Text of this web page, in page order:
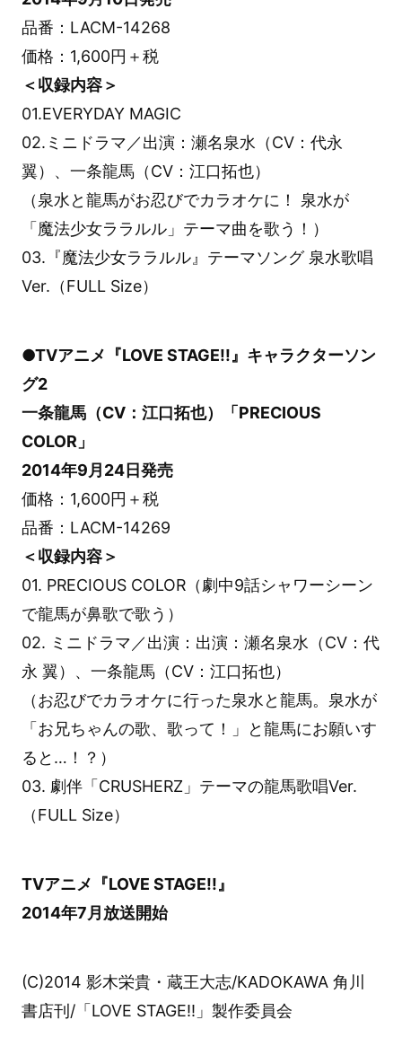
品番：LACM-14268
価格：1,600円＋税
＜収録内容＞
01.EVERYDAY MAGIC
02.ミニドラマ／出演：瀬名泉水（CV：代永
翼）、一条龍馬（CV：江口拓也）
（泉水と龍馬がお忍びでカラオケに！ 泉水が
「魔法少女ララルル」テーマ曲を歌う！）
03.『魔法少女ララルル』テーマソング 泉水歌唱
Ver.（FULL Size）
●TVアニメ『LOVE STAGE!!』キャラクターソン
グ2
一条龍馬（CV：江口拓也）「PRECIOUS
COLOR」
2014年9月24日発売
価格：1,600円＋税
品番：LACM-14269
＜収録内容＞
01. PRECIOUS COLOR（劇中9話シャワーシーン
で龍馬が鼻歌で歌う）
02. ミニドラマ／出演：出演：瀬名泉水（CV：代
永 翼）、一条龍馬（CV：江口拓也）
（お忍びでカラオケに行った泉水と龍馬。泉水が
「お兄ちゃんの歌、歌って！」と龍馬にお願いす
ると…！？）
03. 劇伴「CRUSHERZ」テーマの龍馬歌唱Ver.
（FULL Size）
TVアニメ『LOVE STAGE!!』
2014年7月放送開始
(C)2014 影木栄貴・蔵王大志/KADOKAWA 角川
書店刊/「LOVE STAGE!!」製作委員会